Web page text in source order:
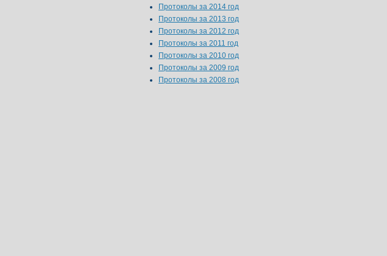
Протоколы за 2014 год
Протоколы за 2013 год
Протоколы за 2012 год
Протоколы за 2011 год
Протоколы за 2010 год
Протоколы за 2009 год
Протоколы за 2008 год